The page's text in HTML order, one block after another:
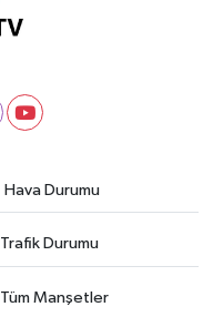
Hava Durumu
Trafik Durumu
Tüm Manşetler